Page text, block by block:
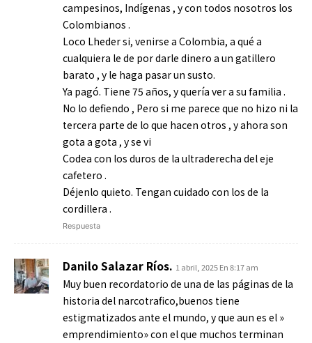
campesinos, Indígenas , y con todos nosotros los
Colombianos .
Loco Lheder si, venirse a Colombia, a qué a
cualquiera le de por darle dinero a un gatillero
barato , y le haga pasar un susto.
Ya pagó. Tiene 75 años, y quería ver a su familia .
No lo defiendo , Pero si me parece que no hizo ni la
tercera parte de lo que hacen otros , y ahora son
gota a gota , y se vi
Codea con los duros de la ultraderecha del eje
cafetero .
Déjenlo quieto. Tengan cuidado con los de la
cordillera .
Respuesta
Danilo Salazar Ríos. 1 abril, 2025 En 8:17 am
Muy buen recordatorio de una de las páginas de la
historia del narcotrafico,buenos tiene
estigmatizados ante el mundo, y que aun es el »
emprendimiento» con el que muchos terminan